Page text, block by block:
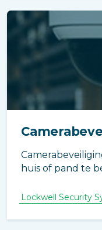
huis of pand te
registreren en
Lockwell Security